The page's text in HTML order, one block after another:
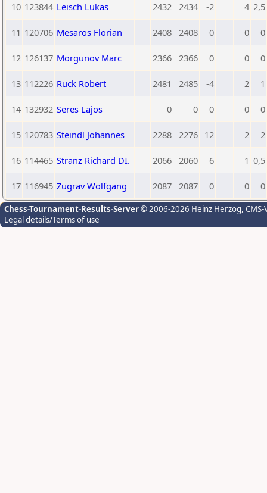
10 123844 Leisch Lukas 2432 2434 -2 4 2,5
11 120706 Mesaros Florian 2408 2408 0 0 0
12 126137 Morgunov Marc 2366 2366 0 0 0
13 112226 Ruck Robert 2481 2485 -4 2 1
14 132932 Seres Lajos 0 0 0 0 0
15 120783 Steindl Johannes 2288 2276 12 2 2
16 114465 Stranz Richard DI. 2066 2060 6 1 0,5
17 116945 Zugrav Wolfgang 2087 2087 0 0 0
Chess-Tournament-Results-Server© 2006-2026 Heinz Herzog,
Legal details/Terms of use